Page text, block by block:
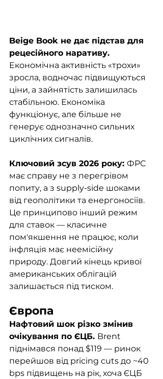
Beige Book не дає підстав для
рецесійного наративу.
Економічна активність «трохи»
зросла, водночас підвищуються
ціни, а зайнятість залишилась
стабільною. Економіка
функціонує, але більше не
генерує однозначно сильних
циклічних сигналів.
Ключовий зсув 2026 року: ФРС
має справу не з перегрівом
попиту, а з supply-side шоками
від геополітики та енергоносіїв.
Це принципово інший режим
для ставок — класичне
пом'якшення не працює, коли
інфляція має неемісійну
природу. Довгий кінець кривої
американських облігацій
залишається під тиском.
Європа
Нафтовий шок різко змінив
очікування по ЄЦБ. Brent
піднімався понад $119 — ринок
перейшов від pricing cuts до ~40
bps підвищень на рік, хоча ЄЦБ